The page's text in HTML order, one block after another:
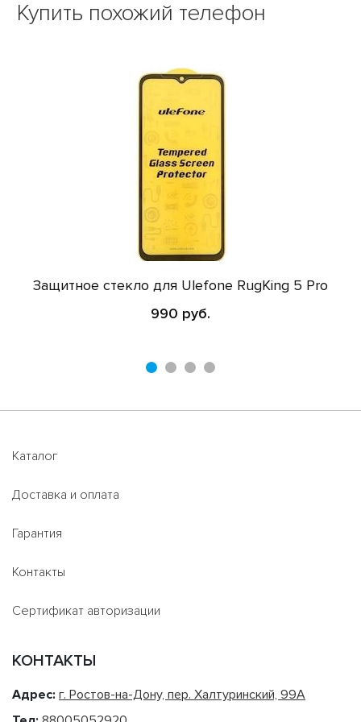
Купить похожий телефон
Защитное стекло для Ulefone RugKing 5 Pro
990 руб.
Каталог
Доставка и оплата
Гарантия
Контакты
Сертификат авторизации
КОНТАКТЫ
Адрес: г. Ростов-на-Дону, пер. Халтуринский, 99А